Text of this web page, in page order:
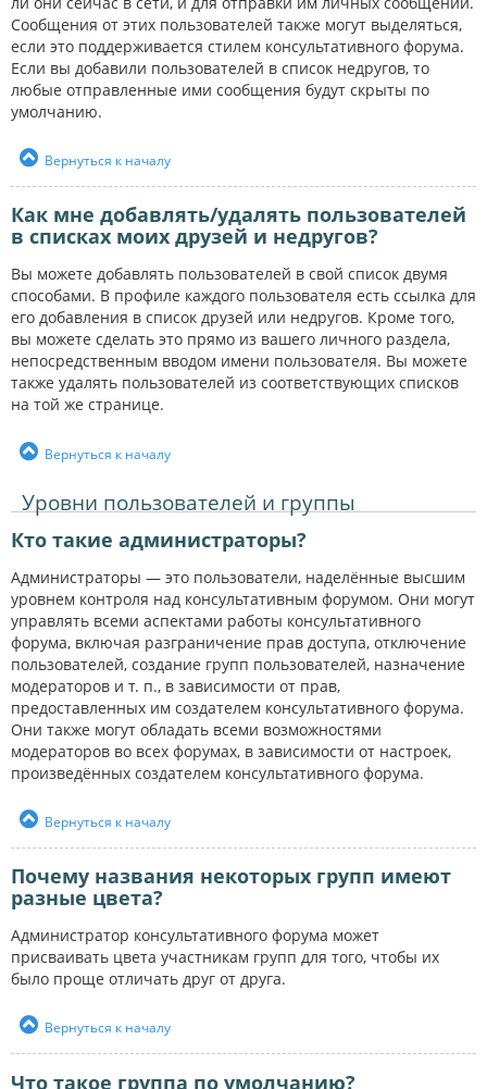
Сообщения от этих пользователей также могут выделяться,
если это поддерживается стилем консультативного форума.
Если вы добавили пользователей в список недругов, то
любые отправленные ими сообщения будут скрыты по
умолчанию.
Вернуться к началу
Как мне добавлять/удалять пользователей
в списках моих друзей и недругов?
Вы можете добавлять пользователей в свой список двумя
способами. В профиле каждого пользователя есть ссылка для
его добавления в список друзей или недругов. Кроме того,
вы можете сделать это прямо из вашего личного раздела,
непосредственным вводом имени пользователя. Вы можете
также удалять пользователей из соответствующих списков
на той же странице.
Вернуться к началу
Уровни пользователей и группы
Кто такие администраторы?
Администраторы — это пользователи, наделённые высшим
уровнем контроля над консультативным форумом. Они могут
управлять всеми аспектами работы консультативного
форума, включая разграничение прав доступа, отключение
пользователей, создание групп пользователей, назначение
модераторов и т. п., в зависимости от прав,
предоставленных им создателем консультативного форума.
Они также могут обладать всеми возможностями
модераторов во всех форумах, в зависимости от настроек,
произведённых создателем консультативного форума.
Вернуться к началу
Почему названия некоторых групп имеют
разные цвета?
Администратор консультативного форума может
присваивать цвета участникам групп для того, чтобы их
было проще отличать друг от друга.
Вернуться к началу
Что такое группа по умолчанию?